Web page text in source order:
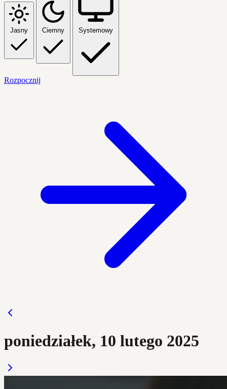
Jasny Ciemny Systemowy
Rozpocznij
poniedziałek, 10 lutego 2025